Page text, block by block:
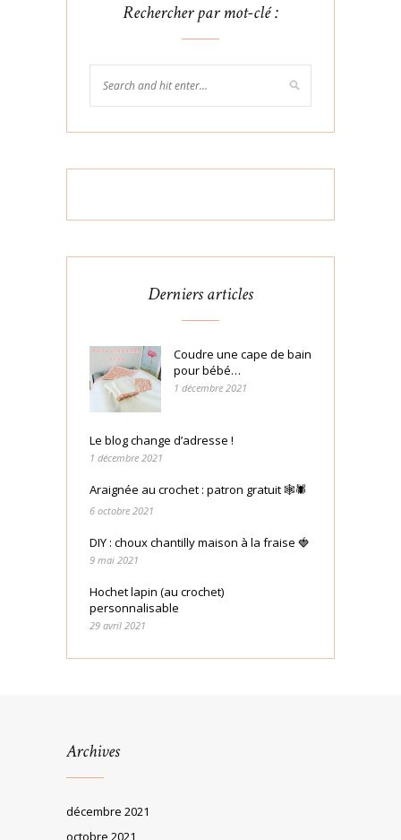
Rechercher par mot-clé :
Derniers articles
Coudre une cape de bain
pour bébé…
1 décembre 2021
Le blog change d’adresse !
1 décembre 2021
Araignée au crochet : patron gratuit 🕸🕷
6 octobre 2021
DIY : choux chantilly maison à la fraise 🍓
9 mai 2021
Hochet lapin (au crochet)
personnalisable
29 avril 2021
Archives
décembre 2021
octobre 2021